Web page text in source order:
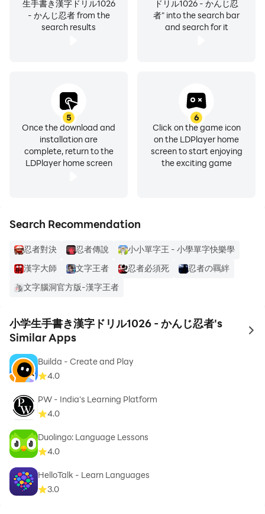
本アプリ「小学生手書き漢字ドリル1026 - かんじ忍者」
https://apps.studyswitch.co.jp/terms_of_use.html
不具合を発見された方は、アプリ起動後、画面左上の歯車
マークをタップ、「お問い合わせ」からご連絡ください。
録商標です。
録商標です。
ドリル1026 - かんじ忍
者" into the search bar
and search for it
生手書き漢字ドリル1026
- かんじ忍者 from the
search results
5
Once the download and
installation are
complete, return to the
LDPlayer home screen
6
Click on the game icon
on the LDPlayer home
screen to start enjoying
the exciting game
Search Recommendation
忍者對決 忍者傳說
小小單字王 - 小學單字快樂學
漢字大師
文字王者 忍者必須死
忍者の羈絆
文字腦洞官方版-漢字王者
小学生手書き漢字ドリル1026 - かんじ忍者's
Similar Apps
to
Builda - Create and Play
4.0
PW - India's Learning Platform
4.0
Duolingo: Language Lessons
4.0
HelloTalk - Learn Languages
3.0